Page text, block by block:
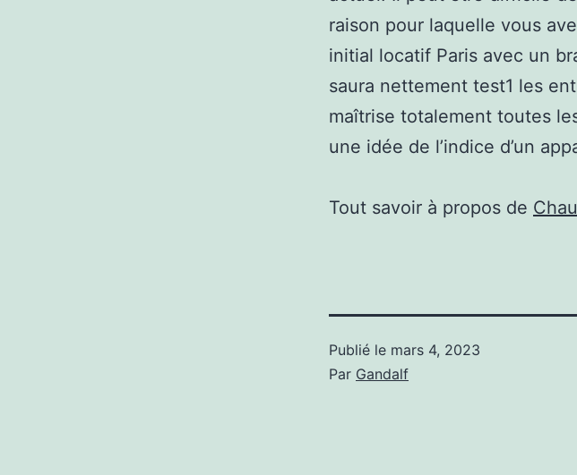
raison pour laquelle vous
initial locatif Paris avec un
saura nettement test1 les
maîtrise totalement toutes
une idée de l’indice d’un
Tout savoir à propos de
Publié le mars 4, 2023
Par Gandalf